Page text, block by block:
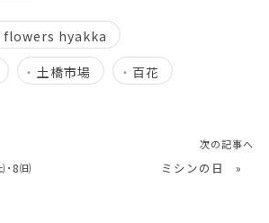
hyakka
土橋市場 百花
･8㈰
次の記事へ
ミシンの日 »